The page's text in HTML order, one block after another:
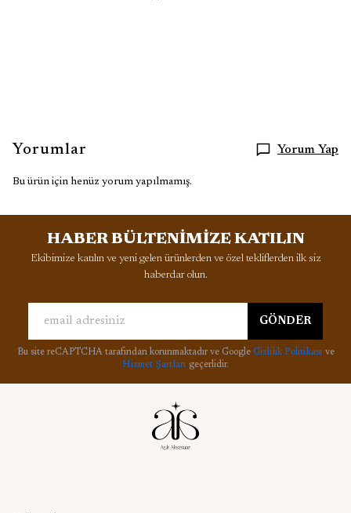
Yorumlar Yorum Yap
Bu ürün için henüz yorum yapılmamış.
HABER BÜLTENİMİZE KATILIN
Ekibimize katılın ve yeni gelen ürünlerden ve özel tekliflerden ilk siz
haberdar olun.
GÖNDER
Bu site reCAPTCHA tarafından korunmaktadır ve Google Gizlilik Politikası ve
Hizmet Şartları geçerlidir.